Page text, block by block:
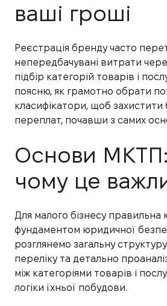
ваші гроші
Реєстрація бренду часто
непередбачувані витрати
підбір категорій товарів і
поясню, як грамотно обрати
класифікатори, щоб захистити
переплат, почавши з самих
Основи
чому це
Для малого бізнесу правильна
фундаментом юридичної
розглянемо загальну
переліку та детально
між категоріями товарів і
логіки їхньої побудови.